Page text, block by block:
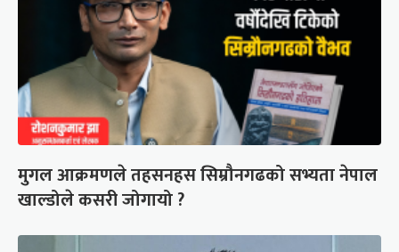
मुगल आक्रमणले तहसनहस सिम्रौनगढको सभ्यता नेपाल
खाल्डोले कसरी जोगायो ?